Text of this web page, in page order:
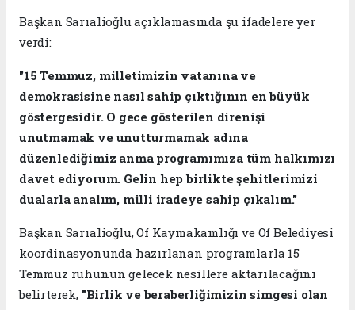
Başkan Sarıalioğlu açıklamasında şu ifadelere yer
verdi:
"15 Temmuz, milletimizin vatanına ve
demokrasisine nasıl sahip çıktığının en büyük
göstergesidir. O gece gösterilen direnişi
unutmamak ve unutturmamak adına
düzenlediğimiz anma programımıza tüm halkımızı
davet ediyorum. Gelin hep birlikte şehitlerimizi
dualarla analım, milli iradeye sahip çıkalım."
Başkan Sarıalioğlu, Of Kaymakamlığı ve Of Belediyesi
koordinasyonunda hazırlanan programlarla 15
Temmuz ruhunun gelecek nesillere aktarılacağını
belirterek, "Birlik ve beraberliğimizin simgesi olan